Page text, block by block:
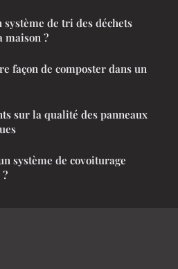
de tri des déchets
maison ?
façon de composter dans un
sur la qualité des panneaux
système de covoiturage